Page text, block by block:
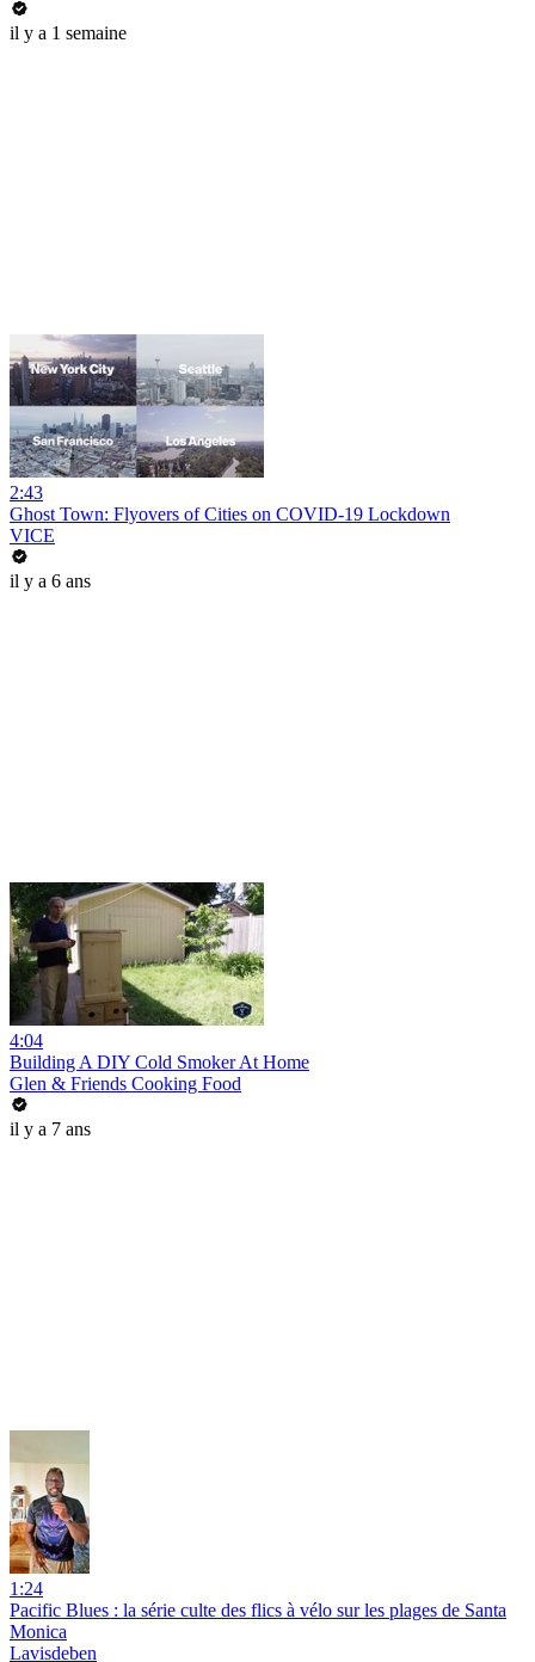
il y a 1 semaine
2:43
Ghost Town: Flyovers of Cities on COVID-19 Lockdown
VICE
il y a 6 ans
4:04
Building A DIY Cold Smoker At Home
Glen & Friends Cooking Food
il y a 7 ans
1:24
Pacific Blues : la série culte des flics à vélo sur les plages de Santa
Monica
Lavisdeben